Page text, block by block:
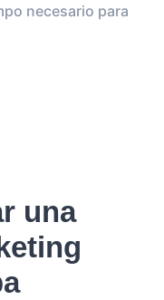
necesario para
una